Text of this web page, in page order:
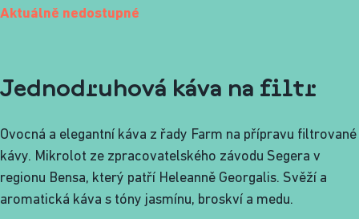
Aktuálně nedostupné
Jednodruhová káva na filtr
Ovocná a elegantní káva z řady Farm na přípravu filtrované
kávy. Mikrolot ze zpracovatelského závodu Segera v
regionu Bensa, který patří Heleanně Georgalis. Svěží a
aromatická káva s tóny jasmínu, broskví a medu.